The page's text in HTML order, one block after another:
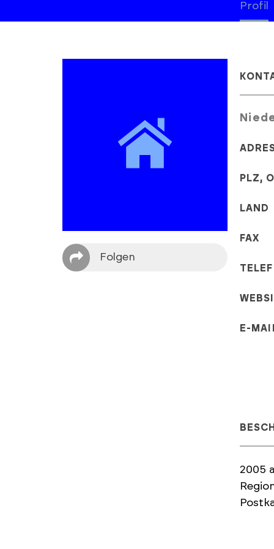
Profil
Folgen
PLZ,
LAND
FAX
E-
2005